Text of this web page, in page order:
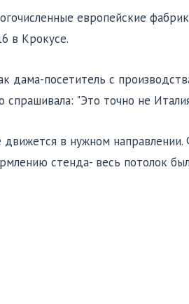
европейские
в Крокусе.
дама-посетитель с
спрашивала: "Это точно не
в нужном
стенда- весь потолок